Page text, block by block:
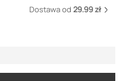
Dostawa od 29.99 zł